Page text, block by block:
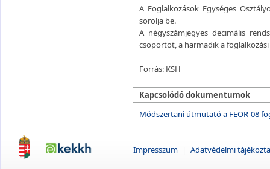
A Foglalkozások Egységes
sorolja be.
A négyszámjegyes decimális
csoportot, a harmadik a
Forrás: KSH
Kapcsolódó dokumentumok
Módszertani útmutató a FEOR-08
Impresszum | Adatvédelmi